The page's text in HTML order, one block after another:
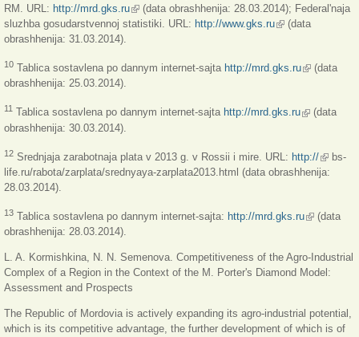
RM. URL: http://mrd.gks.ru(link is external)
(data obrashhenija: 28.03.2014); Federal'naja
sluzhba gosudarstvennoj statistiki. URL: http://www.gks.ru(link is external)
(data
obrashhenija: 31.03.2014).
10 Tablica sostavlena po dannym internet-sajta http://mrd.gks.ru(link is
(data
obrashhenija: 25.03.2014).
11 Tablica sostavlena po dannym internet-sajta http://mrd.gks.ru(link is
(data
obrashhenija: 30.03.2014).
12 Srednjaja zarabotnaja plata v 2013 g. v Rossii i mire. URL: http://(link is
external)
bs-
life.ru/rabota/zarplata/srednyaya-zarplata2013.html (data obrashhenija:
28.03.2014).
13 Tablica sostavlena po dannym internet-sajta: http://mrd.gks.ru(link is
(data
obrashhenija: 28.03.2014).
L. A. Kormishkina, N. N. Semenova. Competitiveness of the Agro-Industrial
Complex of a Region in the Context of the M. Porter's Diamond Model:
Assessment and Prospects
The Republic of Mordovia is actively expanding its agro-industrial potential,
which is its competitive advantage, the further development of which is of